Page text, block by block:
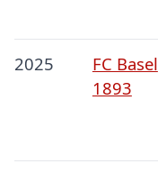
2025
FC Basel
1893